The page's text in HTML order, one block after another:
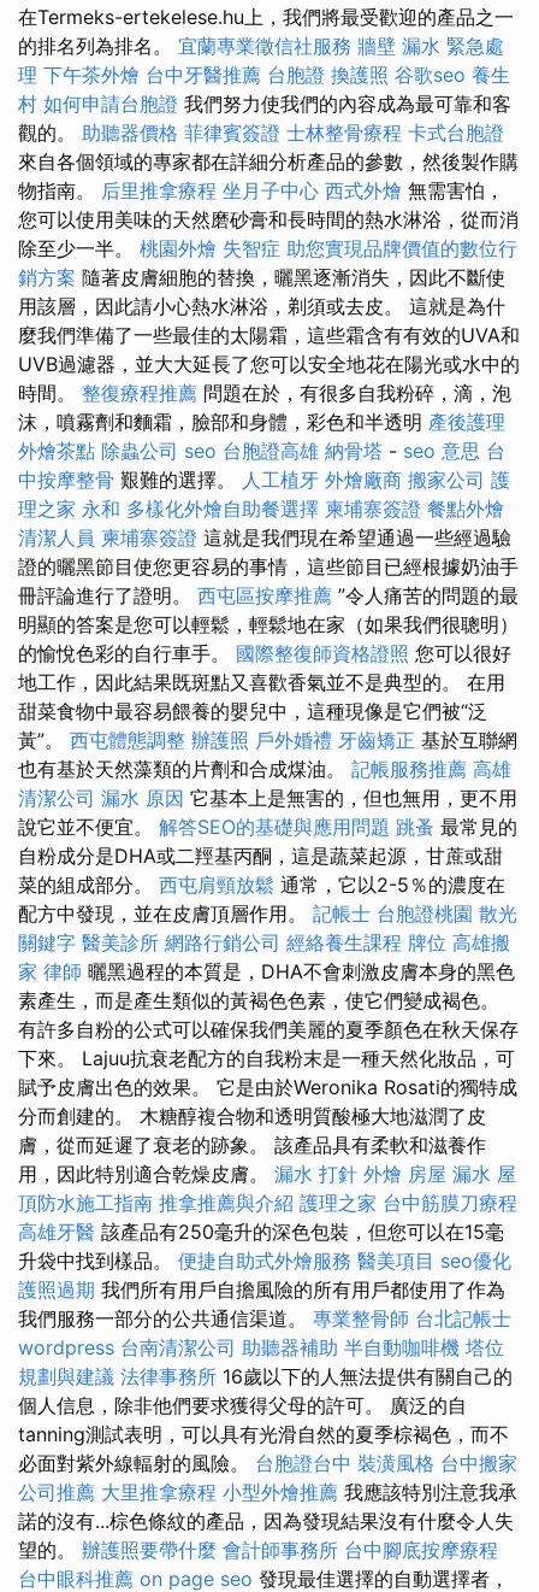
在Termeks-ertekelese.hu上，我們將最受歡迎的產品之一
的排名列為排名。 宜蘭專業徵信社服務 牆壁 漏水 緊急處
理 下午茶外燴 台中牙醫推薦 台胞證 換護照 谷歌seo 養生
村 如何申請台胞證 我們努力使我們的內容成為最可靠和客
觀的。 助聽器價格 菲律賓簽證 士林整骨療程 卡式台胞證
來自各個領域的專家都在詳細分析產品的參數，然後製作購
物指南。 后里推拿療程 坐月子中心 西式外燴 無需害怕，
您可以使用美味的天然磨砂膏和長時間的熱水淋浴，從而消
除至少一半。 桃園外燴 失智症 助您實現品牌價值的數位行
銷方案 隨著皮膚細胞的替換，曬黑逐漸消失，因此不斷使
用該層，因此請小心熱水淋浴，剃須或去皮。 這就是為什
麼我們準備了一些最佳的太陽霜，這些霜含有有效的UVA和
UVB過濾器，並大大延長了您可以安全地花在陽光或水中的
時間。 整復療程推薦 問題在於，有很多自我粉碎，滴，泡
沫，噴霧劑和麵霜，臉部和身體，彩色和半透明 產後護理
外燴茶點 除蟲公司 seo 台胞證高雄 納骨塔 - seo 意思 台
中按摩整骨 艱難的選擇。 人工植牙 外燴廠商 搬家公司 護
理之家 永和 多樣化外燴自助餐選擇 柬埔寨簽證 餐點外燴
清潔人員 柬埔寨簽證 這就是我們現在希望通過一些經過驗
證的曬黑節目使您更容易的事情，這些節目已經根據奶油手
冊評論進行了證明。 西屯區按摩推薦 ”令人痛苦的問題的最
明顯的答案是您可以輕鬆，輕鬆地在家（如果我們很聰明）
的愉悅色彩的自行車手。 國際整復師資格證照 您可以很好
地工作，因此結果既斑點又喜歡香氣並不是典型的。 在用
甜菜食物中最容易餵養的嬰兒中，這種現像是它們被“泛
黃”。 西屯體態調整 辦護照 戶外婚禮 牙齒矯正 基於互聯網
也有基於天然藻類的片劑和合成煤油。 記帳服務推薦 高雄
清潔公司 漏水 原因 它基本上是無害的，但也無用，更不用
說它並不便宜。 解答SEO的基礎與應用問題 跳蚤 最常見的
自粉成分是DHA或二羥基丙酮，這是蔬菜起源，甘蔗或甜
菜的組成部分。 西屯肩頸放鬆 通常，它以2-5％的濃度在
配方中發現，並在皮膚頂層作用。 記帳士 台胞證桃園 散光
關鍵字 醫美診所 網路行銷公司 經絡養生課程 牌位 高雄搬
家 律師 曬黑過程的本質是，DHA不會刺激皮膚本身的黑色
素產生，而是產生類似的黃褐色色素，使它們變成褐色。
有許多自粉的公式可以確保我們美麗的夏季顏色在秋天保存
下來。 Lajuu抗衰老配方的自我粉末是一種天然化妝品，可
賦予皮膚出色的效果。 它是由於Weronika Rosati的獨特成
分而創建的。 木糖醇複合物和透明質酸極大地滋潤了皮
膚，從而延遲了衰老的跡象。 該產品具有柔軟和滋養作
用，因此特別適合乾燥皮膚。 漏水 打針 外燴 房屋 漏水 屋
頂防水施工指南 推拿推薦與介紹 護理之家 台中筋膜刀療程
高雄牙醫 該產品有250毫升的深色包裝，但您可以在15毫
升袋中找到樣品。 便捷自助式外燴服務 醫美項目 seo優化
護照過期 我們所有用戶自擔風險的所有用戶都使用了作為
我們服務一部分的公共通信渠道。 專業整骨師 台北記帳士
wordpress 台南清潔公司 助聽器補助 半自動咖啡機 塔位
規劃與建議 法律事務所 16歲以下的人無法提供有關自己的
個人信息，除非他們要求獲得父母的許可。 廣泛的自
tanning測試表明，可以具有光滑自然的夏季棕褐色，而不
必面對紫外線輻射的風險。 台胞證台中 裝潢風格 台中搬家
公司推薦 大里推拿療程 小型外燴推薦 我應該特別注意我承
諾的沒有...棕色條紋的產品，因為發現結果沒有什麼令人失
望的。 辦護照要帶什麼 會計師事務所 台中腳底按摩療程
台中眼科推薦 on page seo 發現最佳選擇的自動選擇者，